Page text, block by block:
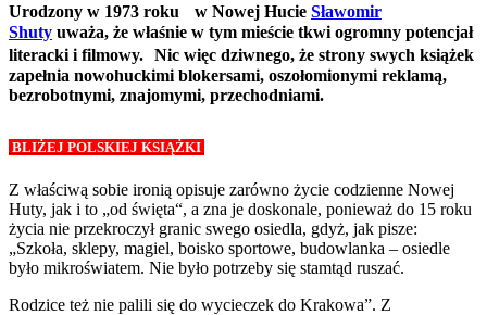
Urodzony w 1973 roku w Nowej Hucie Sławomir
Shuty uważa, że właśnie w tym mieście tkwi ogromny potencjał
literacki i filmowy. Nic więc dziwnego, że strony swych książek
zapełnia nowohuckimi blokersami, oszołomionymi reklamą,
bezrobotnymi, znajomymi, przechodniami.
BLIŻEJ POLSKIEJ KSIĄŻKI
Z właściwą sobie ironią opisuje zarówno życie codzienne Nowej
Huty, jak i to „od święta“, a zna je doskonale, ponieważ do 15 roku
życia nie przekroczył granic swego osiedla, gdyż, jak pisze:
„Szkoła, sklepy, magiel, boisko sportowe, budowlanka – osiedle
było mikroświatem. Nie było potrzeby się stamtąd ruszać.
Rodzice też nie palili się do wycieczek do Krakowa”. Z